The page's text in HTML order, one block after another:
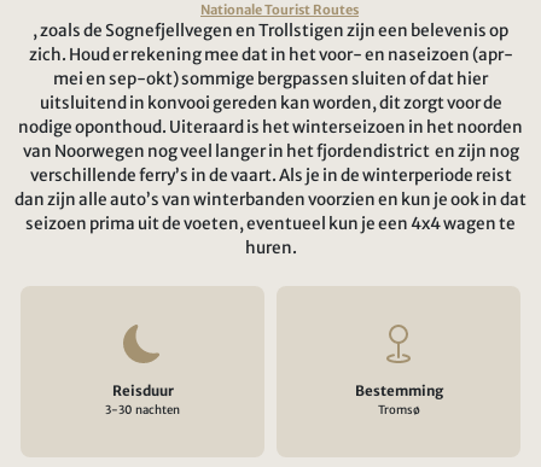
Nationale Tourist Routes
, zoals de Sognefjellvegen en Trollstigen zijn een belevenis op
zich. Houd er rekening mee dat in het voor- en naseizoen (apr-
mei en sep-okt) sommige bergpassen sluiten of dat hier
uitsluitend in konvooi gereden kan worden, dit zorgt voor de
nodige oponthoud. Uiteraard is het winterseizoen in het noorden
van Noorwegen nog veel langer in het fjordendistrict en zijn nog
verschillende ferry’s in de vaart. Als je in de winterperiode reist
dan zijn alle auto’s van winterbanden voorzien en kun je ook in dat
seizoen prima uit de voeten, eventueel kun je een 4x4 wagen te
huren.
Reisduur
3-30 nachten
Bestemming
Tromsø